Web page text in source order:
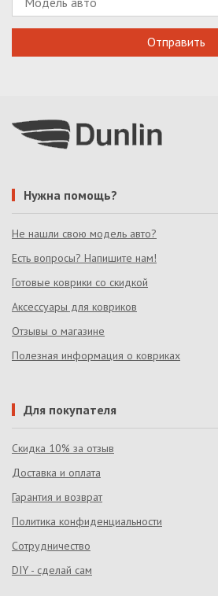
Нужна помощь?
Не нашли свою модель авто?
Есть вопросы? Напишите нам!
Готовые коврики со скидкой
Аксессуары для ковриков
Отзывы о магазине
Полезная информация о ковриках
Для покупателя
Скидка 10% за отзыв
Доставка и оплата
Гарантия и возврат
Политика конфиденциальности
Сотрудничество
DIY - сделай сам